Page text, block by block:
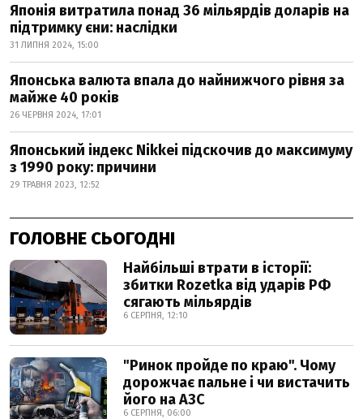
Японія витратила понад 36 мільярдів доларів на
підтримку єни: наслідки
31 ЛИПНЯ 2024, 15:00
Японська валюта впала до найнижчого рівня за
майже 40 років
26 ЧЕРВНЯ 2024, 17:01
Японський індекс Nikkei підскочив до максимуму
з 1990 року: причини
29 ТРАВНЯ 2023, 12:52
ГОЛОВНЕ СЬОГОДНІ
Найбільші втрати в історії:
збитки Rozetka від ударів РФ
сягають мільярдів
6 СЕРПНЯ, 12:10
"Ринок пройде по краю". Чому
дорожчає пальне і чи вистачить
його на АЗС
6 СЕРПНЯ, 06:00